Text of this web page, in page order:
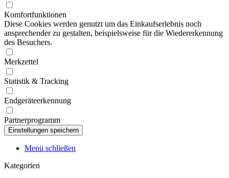
Komfortfunktionen
Diese Cookies werden genutzt um das Einkaufserlebnis noch
ansprechender zu gestalten, beispielsweise für die Wiedererkennung
des Besuchers.
Merkzettel
Statistik & Tracking
Endgeräteerkennung
Partnerprogramm
Menü schließen
Kategorien